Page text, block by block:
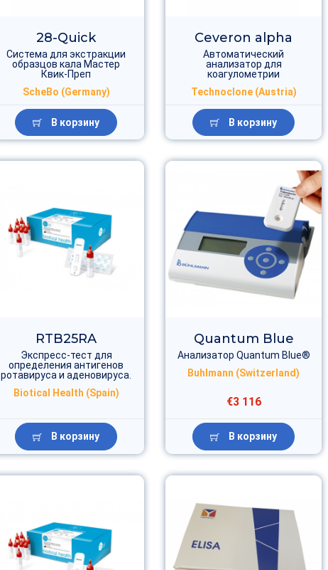
28-Quick
Система для экстракции
образцов кала Мастер
Квик-Преп
ScheBo (Germany)
В корзину
Ceveron alpha
Автоматический
анализатор для
коагулометрии
Technoclone (Austria)
В корзину
RTB25RA
Экспресс-тест для
определения антигенов
ротавируса и аденовируса.
Biotical Health (Spain)
В корзину
Quantum Blue
Анализатор Quantum Blue®
Buhlmann (Switzerland)
€3 116
В корзину